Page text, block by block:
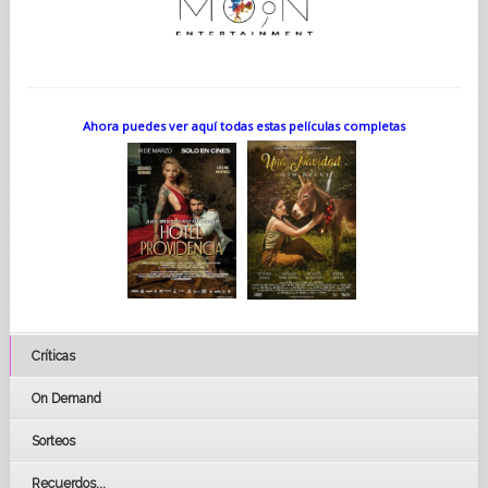
físico, a nivel interpretativo también, a todos los niveles…”
“Ángel (el director) es una persona con un talante y un
devastadora: ¿Quiénes somos cuando nos quitan todas
nuestras capacidades y nos dejan a solas con nuestra
vulnerabilidad? De alguna forma es un tema muy Hitchcock.
“La premisa es sencilla y parece que no puede dar mucho de
sí (“un tío atado a una silla, vaya rollo”), pero la historia crece
hasta atrapar al lector y hacerle pasar las páginas una tras otra.
Es una historia agobiante y claustrofóbica, que partiendo de
esa sencilla idea se desarrolla hasta llegar a un desenlace de
“La silla es mi primera novela y la escribí quince años antes de
su publicación (¡hace 35 años!), eso demuestra que se trata de
mantener el interés de lectores de diferentes generaciones”.
“Partió de una historia intimista, angustiosa y muy intensa, que
pretendía que el lector se identificara con el protagonista y sus
vicisitudes. Una especie de película de catástrofes con un solo
posibilidad de realizar una adaptación cinematográfica y ahora
Ahora puedes ver aquí todas estas películas completas
Críticas
On Demand
Sorteos
Recuerdos...